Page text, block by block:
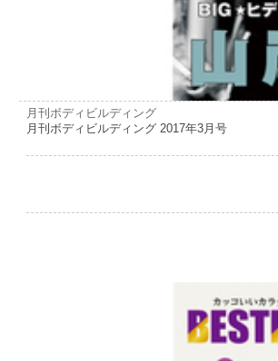
月刊ボディビルディング
月刊ボディビルディング 2017年3月号